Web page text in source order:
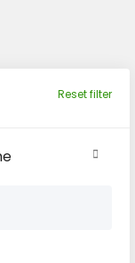
Reset filter